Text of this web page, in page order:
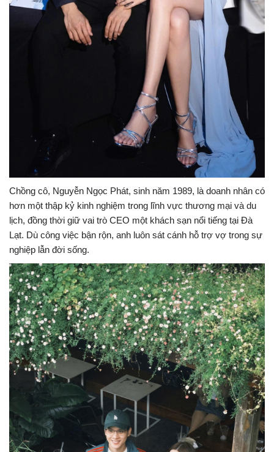
Chồng cô, Nguyễn Ngọc Phát, sinh năm 1989, là doanh nhân có
hơn một thập kỷ kinh nghiệm trong lĩnh vực thương mại và du
lịch, đồng thời giữ vai trò CEO một khách sạn nổi tiếng tại Đà
Lạt. Dù công việc bận rộn, anh luôn sát cánh hỗ trợ vợ trong sự
nghiệp lẫn đời sống.